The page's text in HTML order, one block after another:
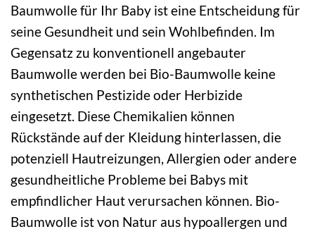
Baumwolle für Ihr Baby ist eine Entscheidung für
seine Gesundheit und sein Wohlbefinden. Im
Gegensatz zu konventionell angebauter
Baumwolle werden bei Bio-Baumwolle keine
synthetischen Pestizide oder Herbizide
eingesetzt. Diese Chemikalien können
Rückstände auf der Kleidung hinterlassen, die
potenziell Hautreizungen, Allergien oder andere
gesundheitliche Probleme bei Babys mit
empfindlicher Haut verursachen können. Bio-
Baumwolle ist von Natur aus hypoallergen und